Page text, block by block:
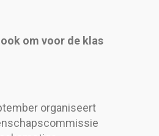
om voor de klas
organiseert